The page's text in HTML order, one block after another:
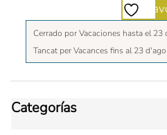
Cerrado por Vacaciones hasta el 23
Tancat per Vacances fins al 23
Categorías